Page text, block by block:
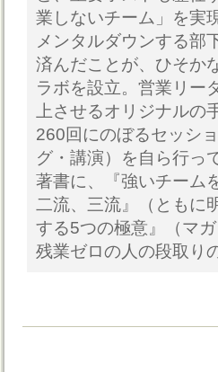
業しないチーム」を実
メンタルダウンする部
済んだことが、ひそか
ラボを設立。営業リー
上させるオリジナル
260回にのぼるセッシ
グ・講演）を自ら行っ
著書に、『強いチーム
二流、三流』（ともに
する5つの極意』（マ
残業ゼロの人の段取り